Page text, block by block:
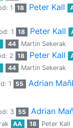
1 18 Peter Kall
1 18 Peter Kall
44
Martin Sekerak
2 18 Peter Kall
44 Martin Sekerak
1 55 Adrian
3 55 Adrian
AA 18 Peter Kall